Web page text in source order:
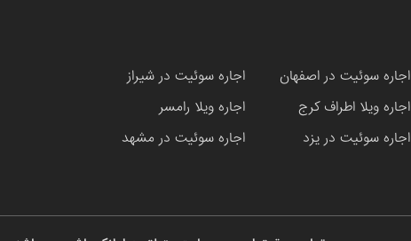
اجاره سوئیت در اصفهان
اجاره سوئیت در شیراز
اجاره ویلا اطراف کرج
اجاره ویلا رامسر
اجاره سوئیت در یزد اجاره سوئیت در مشهد